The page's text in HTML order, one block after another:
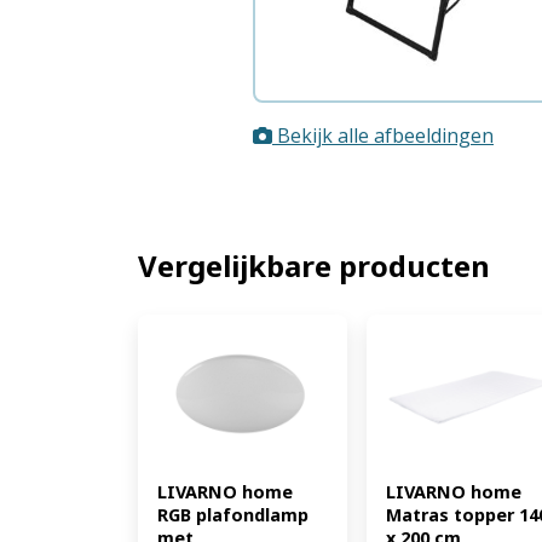
Bekijk alle afbeeldingen
Vergelijkbare producten
LIVARNO home
RGB plafondlamp
LIVARNO home
Matras topper